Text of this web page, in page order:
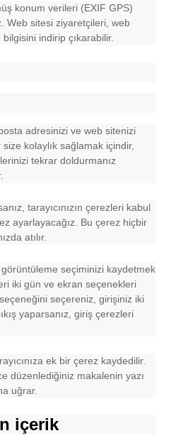
konum verileri (EXIF GPS)
Web sitesi ziyaretçileri, web
indirip çıkarabilir.
adresinizi ve web sitenizi
kolaylık sağlamak içindir,
tekrar doldurmanız
tarayıcınızın çerezleri kabul
ayarlayacağız. Bu çerez hiçbir
atılır.
seçiminizi kaydetmek
iki gün ve ekran seçenekleri
seçereniz, girişiniz iki
yaparsanız, giriş çerezleri
ek bir çerez kaydedilir.
düzenlediğiniz makalenin yazı
uğrar.
içerik